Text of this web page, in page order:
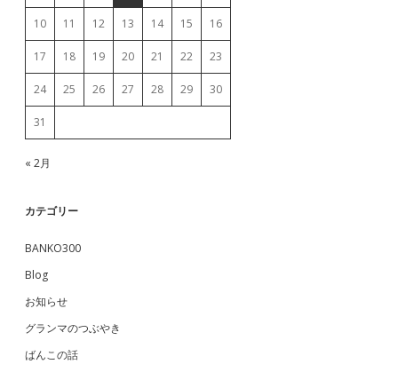
10 11 12 13 14 15 16
17 18 19 20 21 22 23
24 25 26 27 28 29 30
31
« 2月
カテゴリー
BANKO300
Blog
お知らせ
グランマのつぶやき
ばんこの話